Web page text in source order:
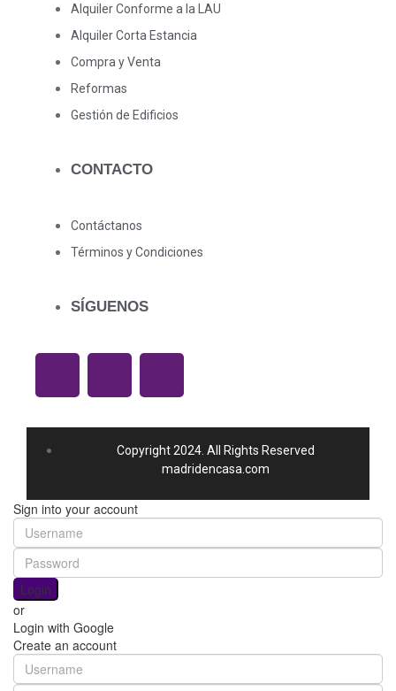
Alquiler Conforme a la LAU
Alquiler Corta Estancia
Compra y Venta
Reformas
Gestión de Edificios
CONTACTO
Contáctanos
Términos y Condiciones
SÍGUENOS
Copyright 2024. All Rights Reserved
madridencasa.com
Sign into your account
Login
or
Login with Google
Create an account